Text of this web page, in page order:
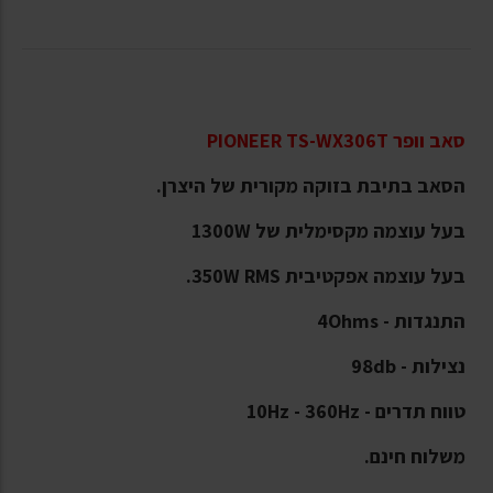
סאב וופר PIONEER TS-WX306T
הסאב בתיבת בזוקה מקורית של היצרן.
בעל עוצמה מקסימלית של 1300W
בעל עוצמה אפקטיבית 350W RMS.
התנגדות - 4Ohms
נצילות - 98db
טווח תדרים - 10Hz - 360Hz
משלוח חינם.